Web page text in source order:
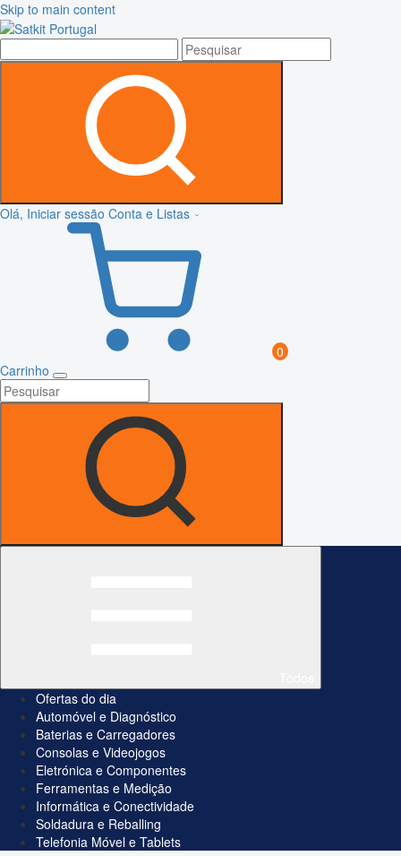
Skip to main content
Olá, Iniciar sessão Conta e Listas
0
Carrinho
Ofertas do dia
Automóvel e Diagnóstico
Baterias e Carregadores
Consolas e Videojogos
Eletrónica e Componentes
Ferramentas e Medição
Informática e Conectividade
Soldadura e Reballing
Telefonia Móvel e Tablets